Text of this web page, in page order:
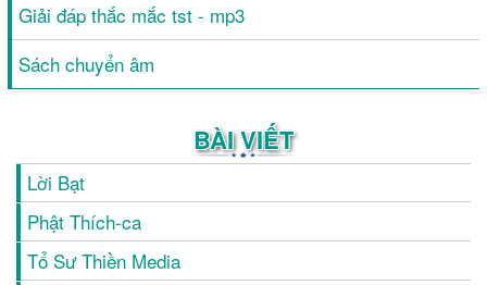
Giải đáp thắc mắc tst - mp3
Sách chuyển âm
BÀI VIẾT
Lời Bạt
Phật Thích-ca
Tổ Sư Thiền Media